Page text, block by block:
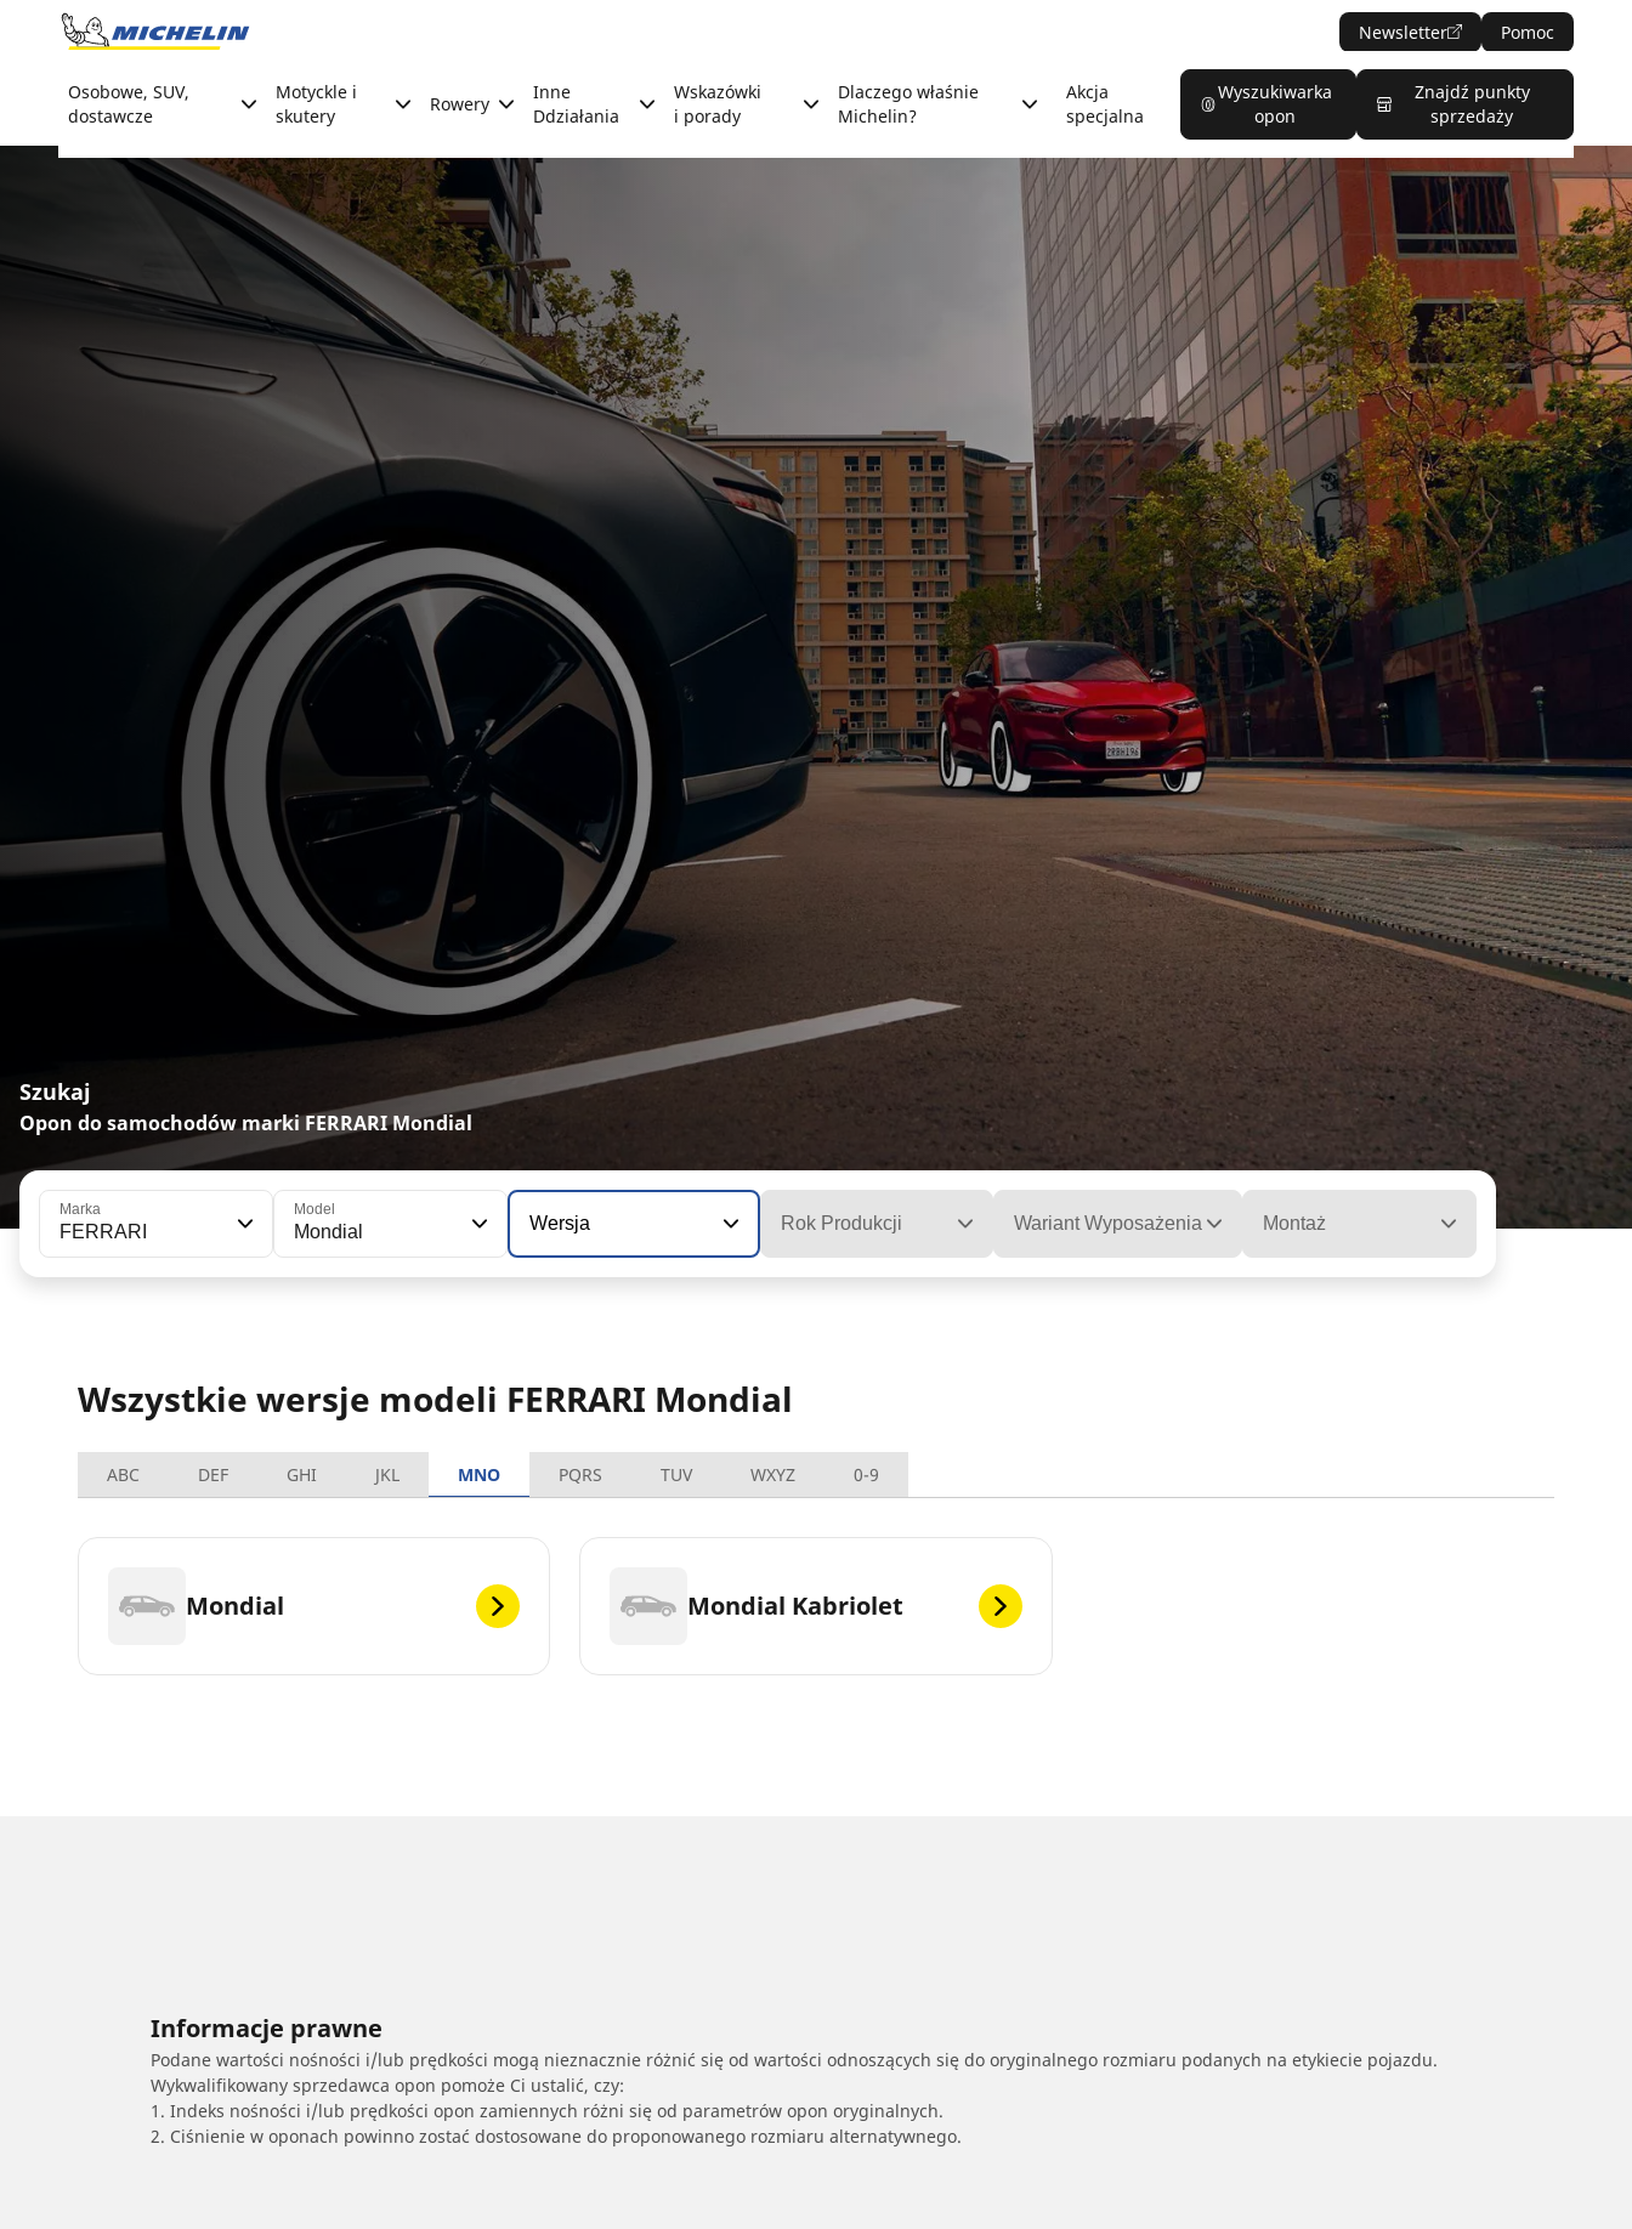
Go to page content
Newsletter Pomoc
Osobowe, SUV,
dostawcze
Motyckle i
skutery
Rowery
Inne
Ddziałania
Wskazówki
i porady
Dlaczego właśnie
Michelin?
Akcja
specjalna
Wyszukiwarka
opon
Znajdź punkty
sprzedaży
Szukaj
Opon do samochodów marki FERRARI Mondial
Marka
FERRARI
Model
Mondial Wersja Rok Produkcji Wariant Wyposażenia Montaż
Wszystkie wersje modeli FERRARI Mondial
ABC DEF GHI JKL MNO PQRS TUV WXYZ 0-9
Mondial Mondial Kabriolet
Informacje prawne
Podane wartości nośności i/lub prędkości mogą nieznacznie różnić się od wartości odnoszących się do oryginalnego rozmiaru podanych na etykiecie pojazdu.
Wykwalifikowany sprzedawca opon pomoże Ci ustalić, czy:
1. Indeks nośności i/lub prędkości opon zamiennych różni się od parametrów opon oryginalnych.
2. Ciśnienie w oponach powinno zostać dostosowane do proponowanego rozmiaru alternatywnego.